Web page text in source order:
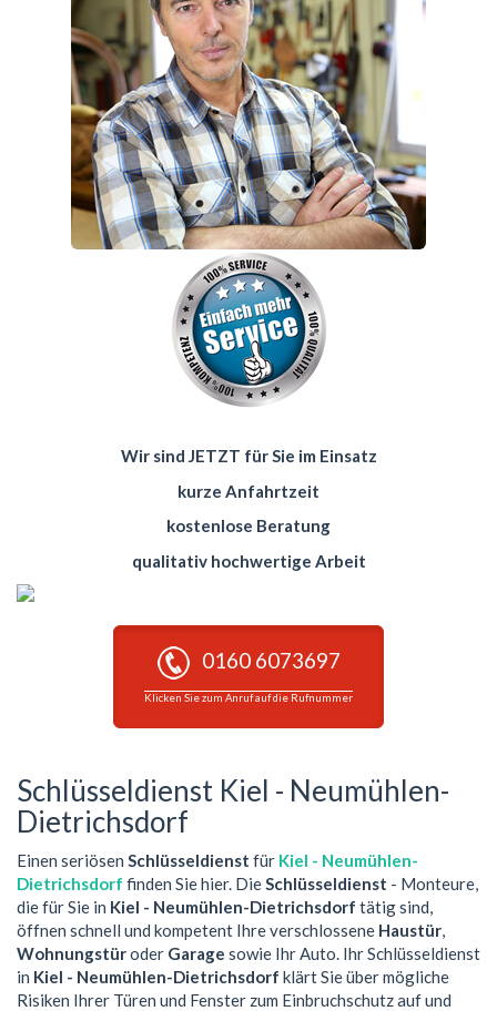
Wir sind JETZT für Sie im Einsatz
kurze Anfahrtzeit
kostenlose Beratung
qualitativ hochwertige Arbeit
0160 6073697
Klicken Sie zum Anruf auf die Rufnummer
Schlüsseldienst Kiel - Neumühlen-
Dietrichsdorf
Einen seriösen Schlüsseldienst für Kiel - Neumühlen-
Dietrichsdorf finden Sie hier. DieSchlüsseldienst - Monteure,
die für Sie in Kiel - Neumühlen-Dietrichsdorf tätig sind,
öffnen schnell und kompetent Ihre verschlossene Haustür,
Wohnungstüroder Garage sowie Ihr Auto. Ihr Schlüsseldienst
in Kiel - Neumühlen-Dietrichsdorf klärt Sie über mögliche
Risiken Ihrer Türen und Fenster zum Einbruchschutz auf und